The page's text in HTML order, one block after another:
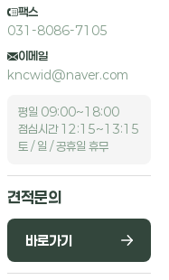
팩스
031-8086-7105
이메일
kncwid@naver.com
평일 09:00~18:00
점심시간 12:15~13:15
토 / 일 / 공휴일 휴무
견적문의
바로가기
트립